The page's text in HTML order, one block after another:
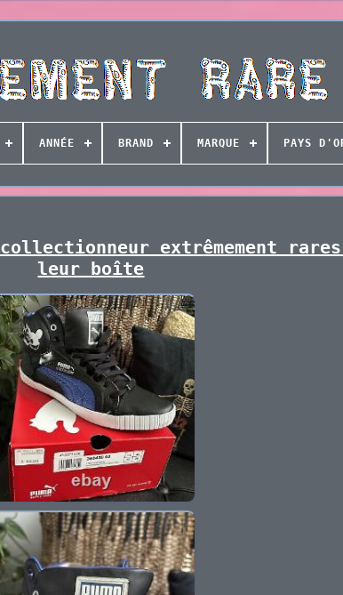
ANNÉE BRAND MARQUE PAYS
collectionneur extrêmement
leur boîte